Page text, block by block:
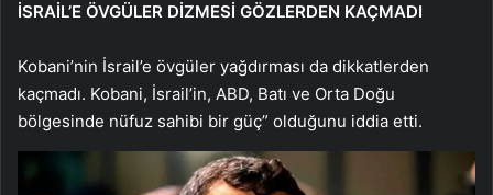
İSRAİL’E ÖVGÜLER DİZMESİ GÖZLERDEN KAÇMADI
Kobani’nin İsrail’e övgüler yağdırması da dikkatlerden
kaçmadı. Kobani, İsrail’in, ABD, Batı ve Orta Doğu
bölgesinde nüfuz sahibi bir güç” olduğunu iddia etti.